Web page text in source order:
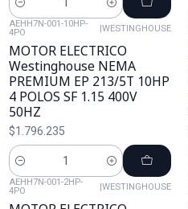
Cantidad
AEHH7N-001-10HP-
4PO
|WESTINGHOUSE
MOTOR ELECTRICO
Westinghouse NEMA
PREMIUM EP 213/5T 10HP
4 POLOS SF 1.15 400V
50HZ
$1.796.235
Cantidad
AEHH7N-001-2HP-
4PO
|WESTINGHOUSE